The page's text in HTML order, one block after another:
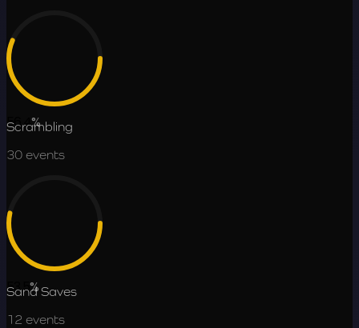
56.4%
Scrambling
30 events
53.5%
Sand Saves
12 events